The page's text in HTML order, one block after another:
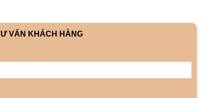
VẤN KHÁCH HÀNG